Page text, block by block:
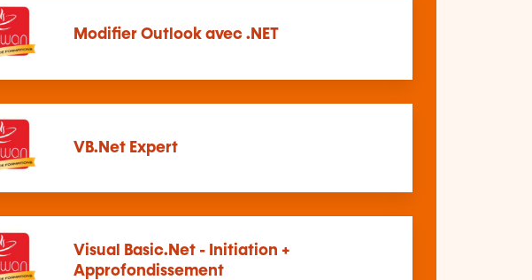
Modifier Outlook avec .NET
VB.Net Expert
Visual Basic.Net - Initiation +
Approfondissement